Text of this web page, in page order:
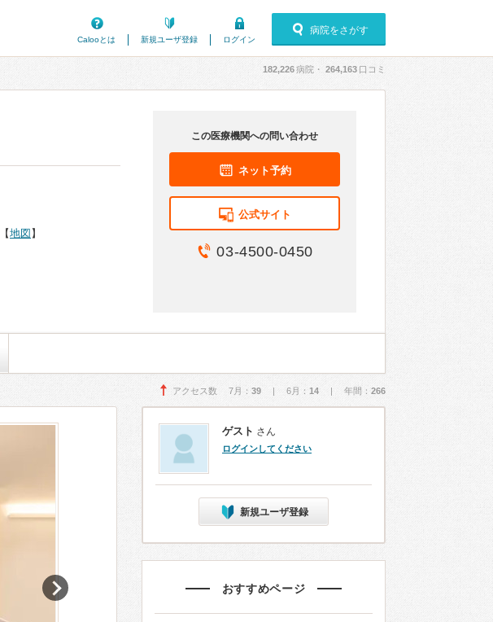
Calooとは
新規ユーザ登録 ログイン
病院をさがす
182,226病院・ 264,163 口コミ
【地図 】
この医療機関への問い合わせ
ネット予約
公式サイト
03-4500-0450
アクセス数 7月： 39 | 6月： 14 | 年間： 266
ゲスト さん
ログインしてください
新規ユーザ登録
おすすめページ